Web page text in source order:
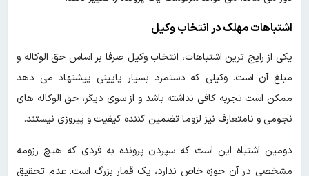
اشتباهات مهلک در انتخاب وکیل
یکی از رایج ترین اشتباهات، انتخاب وکیل صرفا بر اساس حق الوکاله و
مبلغ آن است. وکیلی که دستمزد بسیار پایینی پیشنهاد می دهد
ممکن است تجربه کافی نداشته باشد و از سوی دیگر، حق الوکاله های
نجومی و نامتعارف نیز لزوما تضمین کننده کیفیت و پیروزی نیستند.
دومین اشتباه این است که سپردن پرونده به فردی که هیچ رزومه
مشخصی در آن حوزه خاص ندارد، یک قمار بزرگ است. عدم تحقیق